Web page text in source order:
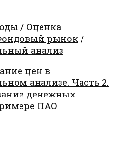
/ Оценка
рынок /
анализ
цен в
анализе. Часть 2.
денежных
ПАО